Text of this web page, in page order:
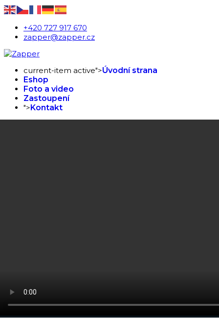
+420 727 917 670
zapper@zapper.cz
current-item active">Úvodní strana
Eshop
Foto a video
Zastoupení
">Kontakt